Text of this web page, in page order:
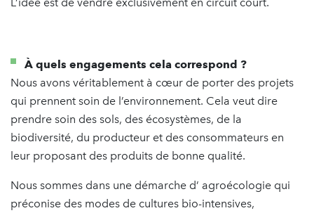
À quels engagements cela correspond ?
Nous avons véritablement à cœur de porter des projets
qui prennent soin de l’environnement. Cela veut dire
prendre soin des sols, des écosystèmes, de la
biodiversité, du producteur et des consommateurs en
leur proposant des produits de bonne qualité.
Nous sommes dans une démarche d’ agroécologie qui
préconise des modes de cultures bio-intensives,